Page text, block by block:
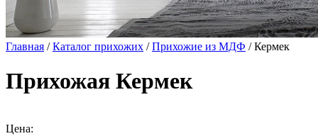
Главная /Каталог прихожих /Прихожие из МДФ / Кермек
Прихожая Кермек
Цена: